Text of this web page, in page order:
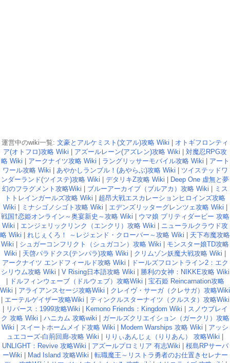
運営中のwiki一覧: 文豪とアルケミスト(文アル)攻略 Wiki
オトギフロンティ
ア(オトフロ)攻略 Wiki
アズールレーン(アズレン)攻略 Wiki
対魔忍RPG攻
略 Wiki
アークナイツ攻略 Wiki ラングリッサーモバイル攻略 Wiki
アート
ワール攻略 Wiki
あやかしランブル！(あやらぶ)攻略 Wiki
ツイステッドワ
ンダーランド(ツイステ)攻略 Wiki
デタリキZ攻略 Wiki
Deep One 虚無と夢
幻のフラグメント攻略Wiki
ブルーアーカイブ（ブルアカ）攻略 Wiki
ミス
トトレインガールズ攻略 Wiki
超昂大戦エスカレーションヒロインズ攻略
Wiki
ミナシゴノシゴト攻略 Wiki エデンズリッターグレンツェ攻略 Wiki
戦国†恋姫オンライン～奥宴新史～攻略 Wiki
ウマ娘 プリティダービー 攻略
Wiki
エンジェリックリンク（エンクリ）攻略 Wiki
ニューラルクラウド攻
略 Wiki
れじぇくろ！ ～レジェンド・クローバー～攻略 Wiki
天下布魔攻略
Wiki
シュガーコンフリクト（シュガコン）攻略 Wiki
モンスター娘TD攻略
Wiki
天啓パラドクス(テンパラ)攻略 Wiki クリムゾン妖魔大戦攻略 Wiki
アークナイツ エンドフィールド攻略 Wiki
ドールズフロントライン2：エク
シリウム攻略 Wiki
V Rising日本語攻略 Wiki
勝利の女神：NIKKE攻略 Wiki
ドルフィンウェーブ（ドルウェブ）攻略Wiki
宝石姫 Reincarnation攻略
Wiki
アライアンスセージ攻略Wiki
クレイヴ・サーガ（クレサガ）攻略Wiki
エーテルゲイザー攻略Wiki
ティンクルスターナイツ（クルスタ）攻略Wiki
リバース：1999攻略Wiki Kemono Friends：Kingdom Wiki
スノウブレイ
ク 攻略 Wiki
ハニカム 攻略wiki
ガールズクリエイション（ガークリ）攻略
Wiki
スイートホームメイド攻略 Wiki Modern Warships 攻略 Wiki
アッシ
ュエコーズ-白荊回廊-攻略 Wiki
りりぃあんじぇ（りりあん） 攻略Wiki
UNLIGHT：Revive 攻略Wiki
アズールプロミリア 有志Wiki
桜島RPサーバ
ーWiki
Mad Island 攻略Wiki
転職魔王～リストラ勇者のお仕置きセレナー